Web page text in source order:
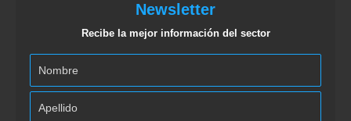
Newsletter
Recibe la mejor información del sector